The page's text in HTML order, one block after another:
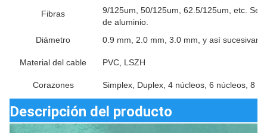
Fibras
9/125um, 50/125um, 62.5/125um, etc. Se
de aluminio.
Diámetro
0.9 mm, 2.0 mm, 3.0 mm, y así
Material del cable PVC, LSZH
Corazones Simplex, Duplex, 4 núcleos, 6 núcleos, 8
Descripción del producto